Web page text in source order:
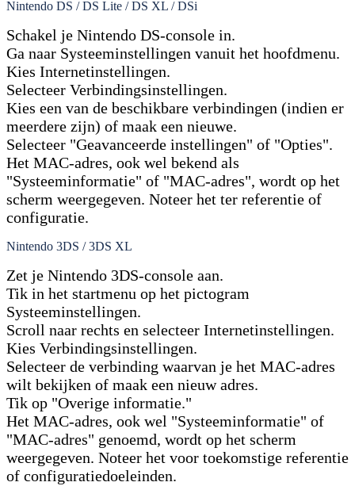
Nintendo DS / DS Lite / DS XL / DSi
Schakel je Nintendo DS-console in.
Ga naar Systeeminstellingen vanuit het hoofdmenu.
Kies Internetinstellingen.
Selecteer Verbindingsinstellingen.
Kies een van de beschikbare verbindingen (indien er
meerdere zijn) of maak een nieuwe.
Selecteer "Geavanceerde instellingen" of "Opties".
Het MAC-adres, ook wel bekend als
"Systeeminformatie" of "MAC-adres", wordt op het
scherm weergegeven. Noteer het ter referentie of
configuratie.
Nintendo 3DS / 3DS XL
Zet je Nintendo 3DS-console aan.
Tik in het startmenu op het pictogram
Systeeminstellingen.
Scroll naar rechts en selecteer Internetinstellingen.
Kies Verbindingsinstellingen.
Selecteer de verbinding waarvan je het MAC-adres
wilt bekijken of maak een nieuw adres.
Tik op "Overige informatie."
Het MAC-adres, ook wel "Systeeminformatie" of
"MAC-adres" genoemd, wordt op het scherm
weergegeven. Noteer het voor toekomstige referentie
of configuratiedoeleinden.